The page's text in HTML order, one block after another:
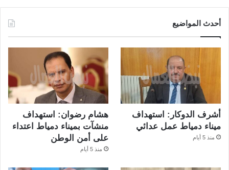
أحدث المواضيع
أشرف الدوكار: استهداف
ميناء دمياط عمل عدائي
منذ 5 أيام
هشام رضوان: استهداف
منشآت بميناء دمياط اعتداء
على أمن الوطن
منذ 5 أيام